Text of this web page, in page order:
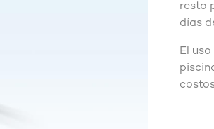
resto
días
El